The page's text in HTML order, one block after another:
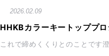
2026.02.09
HHKBカラーキートッププロ
これで締めくくりとのことです